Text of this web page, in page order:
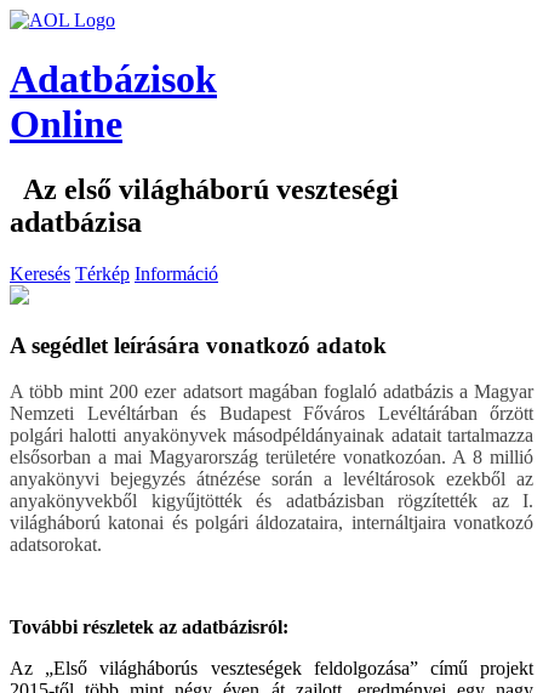
Adatbázisok
Online
Az első világháború veszteségi
adatbázisa
Keresés Térkép Információ
A segédlet leírására vonatkozó adatok
A több mint 200 ezer adatsort magában foglaló adatbázis a Magyar
Nemzeti Levéltárban és Budapest Főváros Levéltárában őrzött
polgári halotti anyakönyvek másodpéldányainak adatait tartalmazza
elsősorban a mai Magyarország területére vonatkozóan. A 8 millió
anyakönyvi bejegyzés átnézése során a levéltárosok ezekből az
anyakönyvekből kigyűjtötték és adatbázisban rögzítették az I.
világháború katonai és polgári áldozataira, internáltjaira vonatkozó
adatsorokat.
További részletek az adatbázisról:
Az „Első világháborús veszteségek feldolgozása” című projekt